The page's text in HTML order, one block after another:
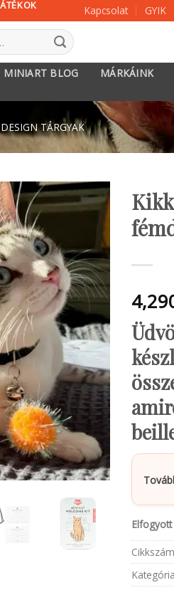
Kapcsolat GYIK
MINIART BLOG MÁRKÁINK
DESIGN TÁRGYAK
Elfogyott